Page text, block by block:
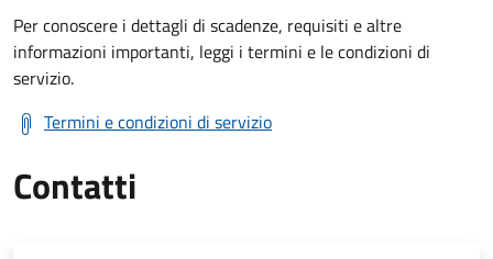
Per conoscere i dettagli di scadenze, requisiti e altre
informazioni importanti, leggi i termini e le condizioni di
servizio.
Termini e condizioni di servizio
Contatti